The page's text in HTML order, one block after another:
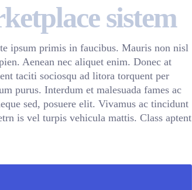
sistem
ipsum primis in faucibus. Mauris non nisl
Aenean nec aliquet enim. Donec at
taciti sociosqu ad litora torquent per
purus. Interdum et malesuada fames ac
sed, posuere elit. Vivamus ac tincidunt
is vel turpis vehicula mattis. Class aptent